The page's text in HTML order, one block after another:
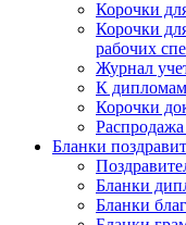
Корочки
Корочки
рабочих
Журнал
К
Корочки
Бланки
Бланки
Бланки